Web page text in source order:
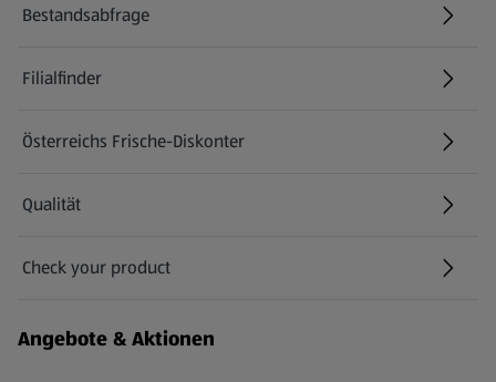
Bestandsabfrage
(öffnet in einem neuen Tab)
Filialfinder
Österreichs Frische-Diskonter
Qualität
Check your product
(öffnet in einem neuen Tab)
Angebote & Aktionen